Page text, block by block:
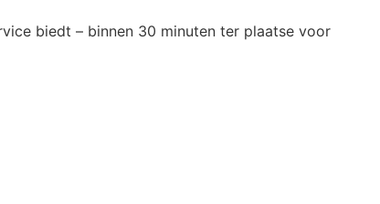
biedt – binnen 30 minuten ter plaatse voor